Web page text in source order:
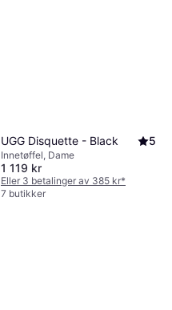
UGG Disquette - Black 5
Innetøffel, Dame
1 119 kr
Eller 3 betalinger av 385 kr*
7 butikker